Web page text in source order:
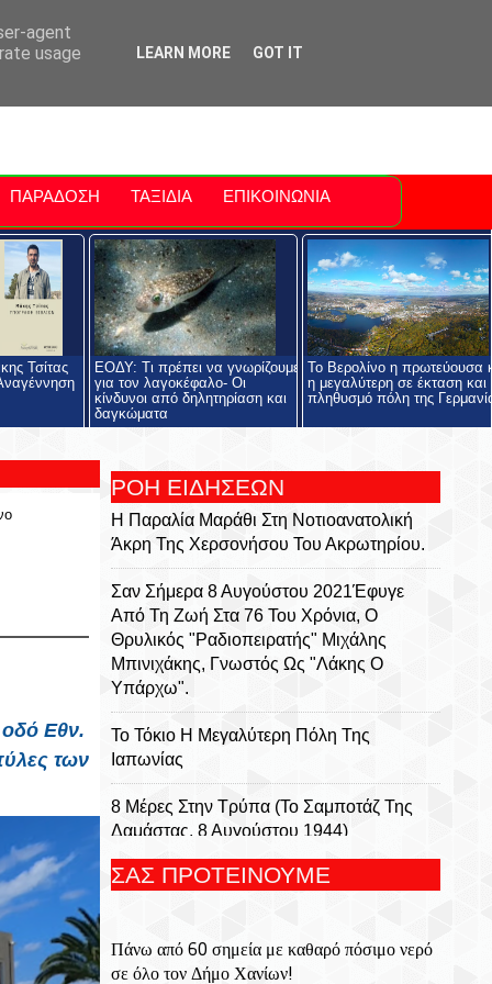
Polis
ΠΑΡΑΔΟΣΗ ΤΑΞΙΔΙΑ ΕΠΙΚΟΙΝΩΝΙΑ
Τσίτας
ΕΟΔΥ: Τι πρέπει να γνωρίζουμε
για τον λαγοκέφαλο- Οι
κίνδυνοι από δηλητηρίαση και
δαγκώματα
Το Βερολίνο η πρωτεύουσα
η μεγαλύτερη σε έκταση και
πληθυσμό πόλη της
Εθν.
των
ΡΟΗ ΕΙΔΗΣΕΩΝ
Η Παραλία Μαράθι Στη Νοτιοανατολική
Άκρη Της Χερσονήσου Του Ακρωτηρίου.
Σαν Σήμερα 8 Αυγούστου 2021Έφυγε
Από Τη Ζωή Στα 76 Του Χρόνια, Ο
Θρυλικός "ραδιοπειρατής" Μιχάλης
Μπινιχάκης, Γνωστός Ως "Λάκης Ο
Υπάρχω".
Το Τόκιο Η Μεγαλύτερη Πόλη Της
Ιαπωνίας
8 Μέρες Στην Τρύπα (Το Σαμποτάζ Της
Δαμάστας, 8 Αυγούστου 1944)
Ο Συγγραφέας Μάκης Τσίτας Στο
ΕΟΔΥ: Τι Πρέπει Να Γνωρίζουμε Για Τον
Λαγοκέφαλο- Οι Κίνδυνοι Από
ΣΑΣ ΠΡΟΤΕΙΝΟΥΜΕ
Πάνω από 60 σημεία με καθαρό πόσιμο νερό
σε όλο τον Δήμο Χανίων!
agent
usage
LEARN MORE GOT IT